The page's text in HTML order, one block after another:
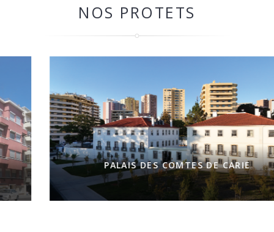
NOS PROTETS
PALAIS DES COMTES DE CARIE